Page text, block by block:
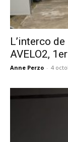
L’interco
AVELO2,
Anne Perzo - 4